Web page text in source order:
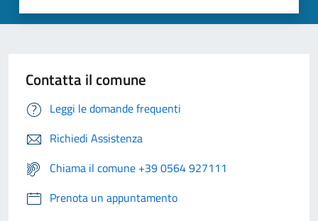
Contatta il comune
Leggi le domande frequenti
Richiedi Assistenza
Chiama il comune +39 0564 927111
Prenota un appuntamento